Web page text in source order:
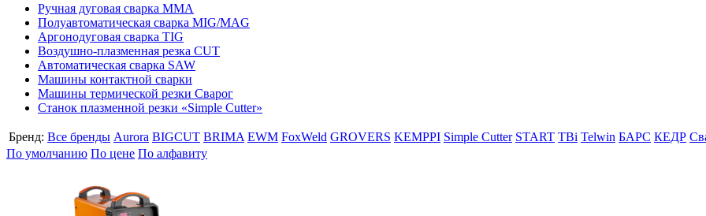
Ручная дуговая сварка ММА
Полуавтоматическая сварка MIG/MAG
Аргонодуговая сварка TIG
Воздушно-плазменная резка CUT
Автоматическая сварка SAW
Машины контактной сварки
Машины термической резки Сварог
Станок плазменной резки «Simple Cutter»
Бренд: Все бренды Aurora BIGCUT BRIMA EWM FoxWeld GROVERS KEMPPI Simple Cutter START TBi Telwin БАРС КЕДР
По умолчанию По цене По алфавиту